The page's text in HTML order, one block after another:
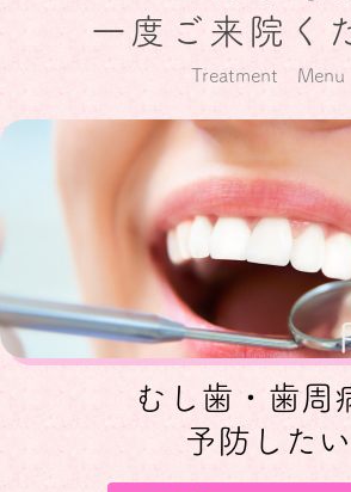
・3日(日)～6日(木)まで休診
休診中はご迷惑をおかけいた
日診療を行っております。
下記に歯科医師会のHPをご
診の際は予めお電話で症状を
また、「マイナ保険証（ま
ども医療費受給者証」等を忘
い。
〈歯科医師会ホームページ〉
https://www.fuji8020.jp/
2025.11.26
【スタッフ募集のお知らせ
このたび、長年にわたり医院
フが退職することとなりまし
これまでの貢献に感謝する
2026.05.08
2026.03.31
ピカピカの新学期へ！子ども
ア！
一度ご来院く
Treatment Menu
むし歯・歯周
予防したい